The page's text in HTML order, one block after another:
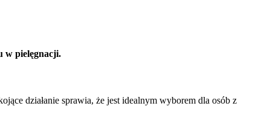
w pielęgnacji.
działanie sprawia, że jest idealnym wyborem dla osób z